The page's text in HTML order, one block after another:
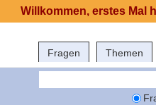
Fragen Themen
Willkommen, erstes Mal